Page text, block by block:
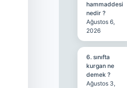
hammaddesi
nedir ?
Ağustos 6,
2026
6. sınıfta
kurgan ne
demek ?
Ağustos 3,